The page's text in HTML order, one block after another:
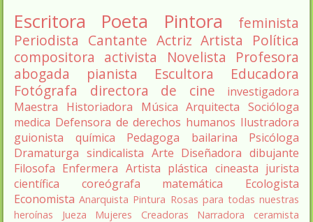
Escritora Poeta Pintora
feminista
Periodista Cantante Actriz Artista
Política
compositora activista Novelista
Profesora
abogada
pianista Escultora
Educadora
Fotógrafa
directora de cine
investigadora
Maestra
Historiadora Música Arquitecta Socióloga
medica Defensora de derechos humanos Ilustradora
guionista
química Pedagoga bailarina
Psicóloga
Dramaturga sindicalista Arte Diseñadora dibujante
Filosofa Enfermera Artista plástica cineasta jurista
científica
coreógrafa matemática
Ecologista
Economista Anarquista Pintura Rosas para todas nuestras
heroínas
Jueza Mujeres Creadoras Narradora
ceramista